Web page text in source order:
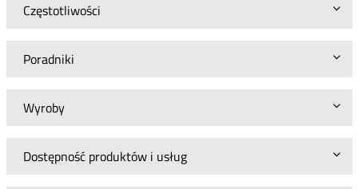
Częstotliwości
Poradniki
Wyroby
Dostępność produktów i usług